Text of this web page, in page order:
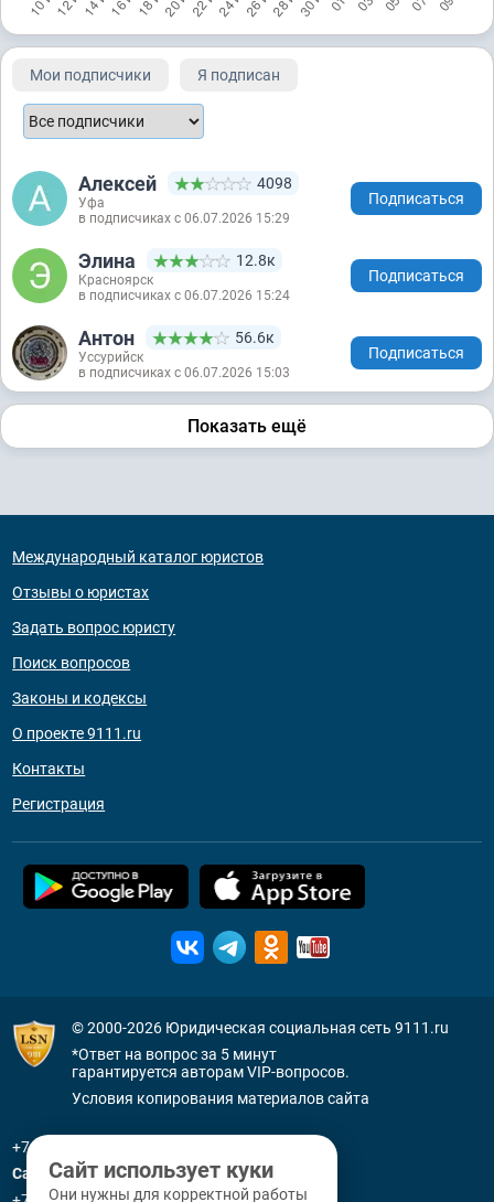
Мои подписчики Я подписан
Алексей 4098
Уфа
в подписчиках с 06.07.2026 15:29
Подписаться
Элина 12.8к
Красноярск
в подписчиках с 06.07.2026 15:24
Подписаться
Антон 56.6к
Уссурийск
в подписчиках с 06.07.2026 15:03
Подписаться
Показать ещё
Международный каталог юристов
Отзывы о юристах
Задать вопрос юристу
Поиск вопросов
Законы и кодексы
О проекте 9111.ru
Контакты
Регистрация
© 2000-2026 Юридическая социальная сеть 9111.ru
*Ответ на вопрос за 5 минут
гарантируется авторам VIP-вопросов.
Условия копирования материалов сайта
+7 (800) 505-91-11
Санкт-Петербург
Сайт использует куки
Они нужны для корректной работы